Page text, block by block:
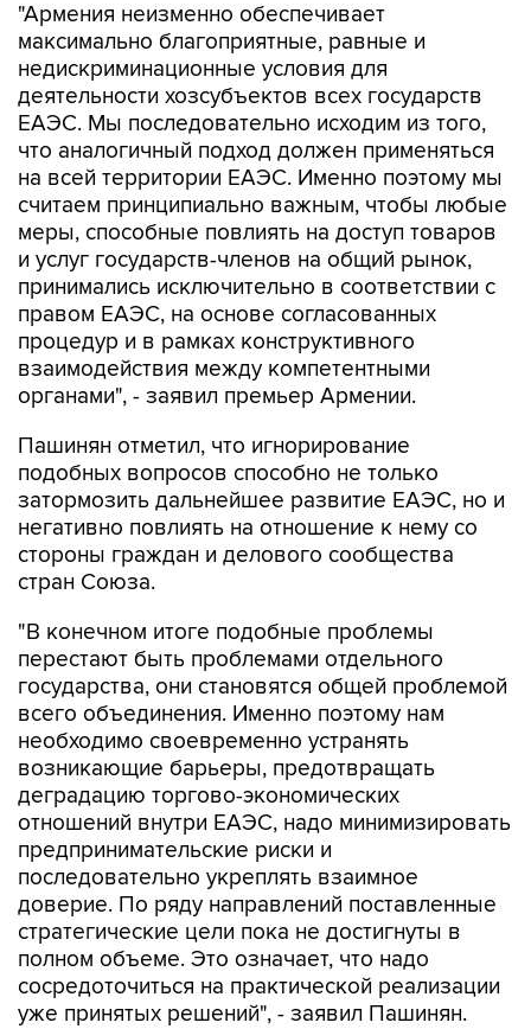
"Армения неизменно обеспечивает
максимально благоприятные, равные и
недискриминационные условия для
деятельности хозсубъектов всех государств
ЕАЭС. Мы последовательно исходим из того,
что аналогичный подход должен применяться
на всей территории ЕАЭС. Именно поэтому мы
считаем принципиально важным, чтобы любые
меры, способные повлиять на доступ товаров
и услуг государств-членов на общий рынок,
принимались исключительно в соответствии с
правом ЕАЭС, на основе согласованных
процедур и в рамках конструктивного
взаимодействия между компетентными
органами", - заявил премьер Армении.
Пашинян отметил, что игнорирование
подобных вопросов способно не только
затормозить дальнейшее развитие ЕАЭС, но и
негативно повлиять на отношение к нему со
стороны граждан и делового сообщества
стран Союза.
"В конечном итоге подобные проблемы
перестают быть проблемами отдельного
государства, они становятся общей проблемой
всего объединения. Именно поэтому нам
необходимо своевременно устранять
возникающие барьеры, предотвращать
деградацию торгово-экономических
отношений внутри ЕАЭС, надо минимизировать
предпринимательские риски и
последовательно укреплять взаимное
доверие. По ряду направлений поставленные
стратегические цели пока не достигнуты в
полном объеме. Это означает, что надо
сосредоточиться на практической реализации
уже принятых решений", - заявил Пашинян.